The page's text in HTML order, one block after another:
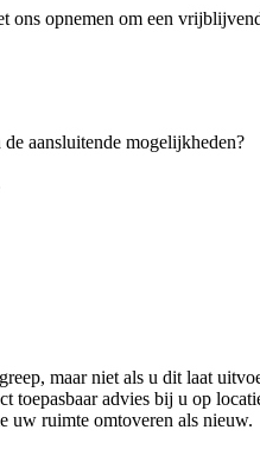
ons opnemen om een
aansluitende mogelijkheden?
maar niet als u dit laat
advies bij u op
uw ruimte omtoveren als nieuw.